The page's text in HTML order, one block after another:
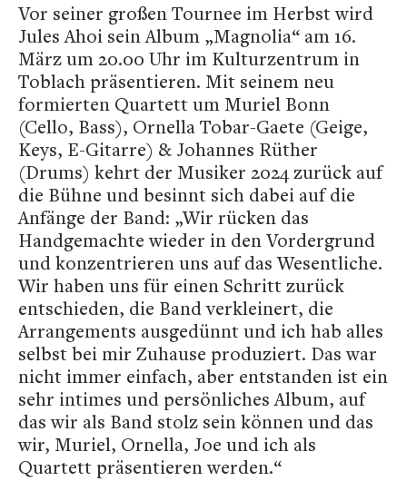
Vor seiner großen Tournee im Herbst wird
Jules Ahoi sein Album „Magnolia“ am 16.
März um 20.00 Uhr im Kulturzentrum in
Toblach präsentieren. Mit seinem neu
formierten Quartett um Muriel Bonn
(Cello, Bass), Ornella Tobar-Gaete (Geige,
Keys, E-Gitarre) & Johannes Rüther
(Drums) kehrt der Musiker 2024 zurück auf
die Bühne und besinnt sich dabei auf die
Anfänge der Band: „Wir rücken das
Handgemachte wieder in den Vordergrund
und konzentrieren uns auf das Wesentliche.
Wir haben uns für einen Schritt zurück
entschieden, die Band verkleinert, die
Arrangements ausgedünnt und ich hab alles
selbst bei mir Zuhause produziert. Das war
nicht immer einfach, aber entstanden ist ein
sehr intimes und persönliches Album, auf
das wir als Band stolz sein können und das
wir, Muriel, Ornella, Joe und ich als
Quartett präsentieren werden.“